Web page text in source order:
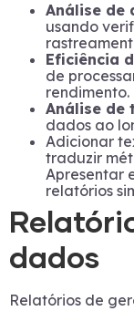
Análise de
usando
Eficiência
de
rendimento.
Análise de
dados ao
Adicionar
traduzir
Apresentar
relatórios
dados
Relatórios de